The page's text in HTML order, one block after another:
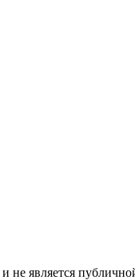
не является